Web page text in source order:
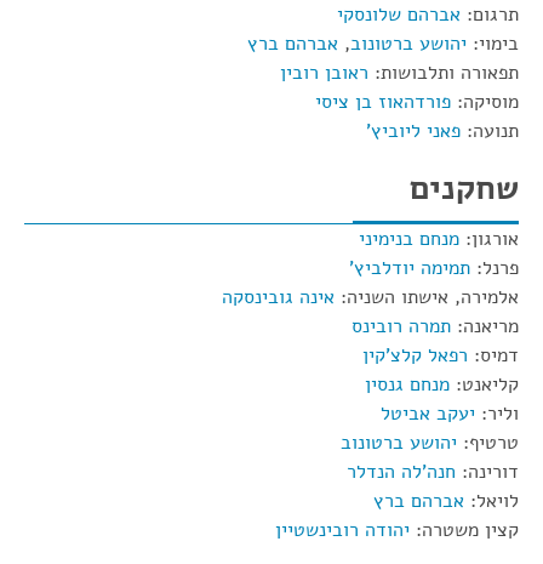
תרגום: אברהם שלונסקי
בימוי: יהושע ברטונוב, אברהם ברץ
תפאורה ותלבושות: ראובן רובין
מוסיקה: פורדהאוז בן ציסי
תנועה: פאני ליוביץ'
שחקנים
אורגון: מנחם בנימיני
פרנל: תמימה יודלביץ'
אלמירה, אישתו השניה: אינה גובינסקה
מריאנה: תמרה רובינס
דמיס: רפאל קלצ'קין
קליאנט: מנחם גנסין
וליר: יעקב אביטל
טרטיף: יהושע ברטונוב
דורינה: חנה'לה הנדלר
לויאל: אברהם ברץ
קצין משטרה: יהודה רובינשטיין